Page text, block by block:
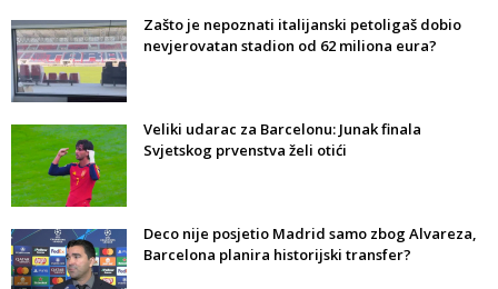
Zašto je nepoznati italijanski petoligaš dobio
nevjerovatan stadion od 62 miliona eura?
Veliki udarac za Barcelonu: Junak finala
Svjetskog prvenstva želi otići
Deco nije posjetio Madrid samo zbog Alvareza,
Barcelona planira historijski transfer?